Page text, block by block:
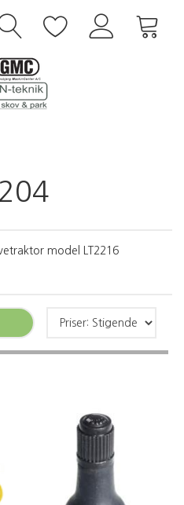
model LT2216